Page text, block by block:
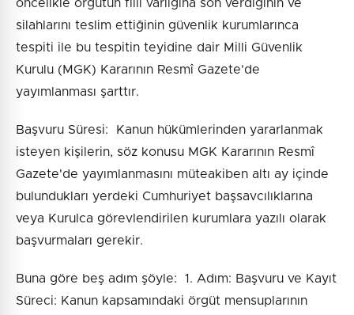
öncelikle örgütün fiili varlığına son verdiğinin ve
silahlarını teslim ettiğinin güvenlik kurumlarınca
tespiti ile bu tespitin teyidine dair Milli Güvenlik
Kurulu (MGK) Kararının Resmî Gazete'de
yayımlanması şarttır.
Başvuru Süresi: Kanun hükümlerinden yararlanmak
isteyen kişilerin, söz konusu MGK Kararının Resmî
Gazete'de yayımlanmasını müteakiben altı ay içinde
bulundukları yerdeki Cumhuriyet başsavcılıklarına
veya Kurulca görevlendirilen kurumlara yazılı olarak
başvurmaları gerekir.
Buna göre beş adım şöyle: 1. Adım: Başvuru ve Kayıt
Süreci: Kanun kapsamındaki örgüt mensuplarının